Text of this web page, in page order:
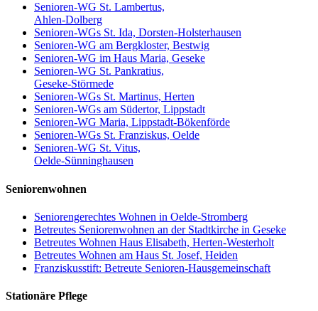
Senioren-WG St. Lambertus,
Ahlen-Dolberg
Senioren-WGs St. Ida, Dorsten-Holsterhausen
Senioren-WG am Bergkloster, Bestwig
Senioren-WG im Haus Maria, Geseke
Senioren-WG St. Pankratius,
Geseke-Störmede
Senioren-WGs St. Martinus, Herten
Senioren-WGs am Südertor, Lippstadt
Senioren-WG Maria, Lippstadt-Bökenförde
Senioren-WGs St. Franziskus, Oelde
Senioren-WG St. Vitus,
Oelde-Sünninghausen
Seniorenwohnen
Seniorengerechtes Wohnen in Oelde-Stromberg
Betreutes Seniorenwohnen an der Stadtkirche in Geseke
Betreutes Wohnen Haus Elisabeth, Herten-Westerholt
Betreutes Wohnen am Haus St. Josef, Heiden
Franziskusstift: Betreute Senioren-Hausgemeinschaft
Stationäre Pflege